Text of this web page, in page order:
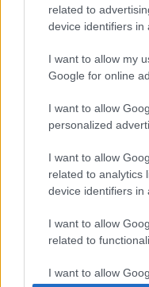
related to
device identifiers in
I want to allow my
Google for online
I want to allow
personalized
I want to allow
related to analytics
device identifiers in
I want to allow
related to
I want to allow
átadásában.”
„Ezzel az esttel
mindenkinek, aki
Tünet húszéves
Búcsú után? Még a
mesekönyvét
elérhetővé tesszük a
dalokat, és egy jól
létrehozni. A
magunkról, merre